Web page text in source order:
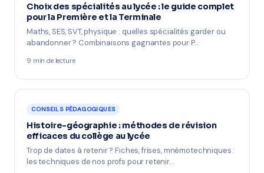
Choix des spécialités au lycée : le guide complet
pour la Première et la Terminale
Maths, SES, SVT, physique : quelles spécialités garder ou
abandonner ? Combinaisons gagnantes pour P…
9 min de lecture
CONSEILS PÉDAGOGIQUES
Histoire-géographie : méthodes de révision
efficaces du collège au lycée
Trop de dates à retenir ? Fiches, frises, mnémotechniques :
les techniques de nos profs pour retenir…